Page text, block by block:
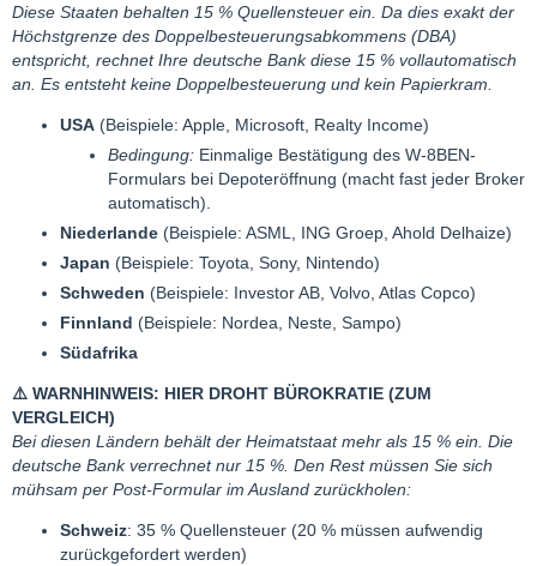
Diese Staaten behalten 15 % Quellensteuer ein. Da dies exakt der
Höchstgrenze des Doppelbesteuerungsabkommens (DBA)
entspricht, rechnet Ihre deutsche Bank diese 15 % vollautomatisch
an. Es entsteht keine Doppelbesteuerung und kein Papierkram.
USA (Beispiele: Apple, Microsoft, Realty Income)
Bedingung: Einmalige Bestätigung des W-8BEN-
Formulars bei Depoteröffnung (macht fast jeder Broker
automatisch).
Niederlande (Beispiele: ASML, ING Groep, Ahold Delhaize)
Japan (Beispiele: Toyota, Sony, Nintendo)
Schweden (Beispiele: Investor AB, Volvo, Atlas Copco)
Finnland (Beispiele: Nordea, Neste, Sampo)
Südafrika
⚠️ WARNHINWEIS: HIER DROHT BÜROKRATIE (ZUM
VERGLEICH)
Bei diesen Ländern behält der Heimatstaat mehr als 15 % ein. Die
deutsche Bank verrechnet nur 15 %. Den Rest müssen Sie sich
mühsam per Post-Formular im Ausland zurückholen:
Schweiz: 35 % Quellensteuer (20 % müssen aufwendig
zurückgefordert werden)